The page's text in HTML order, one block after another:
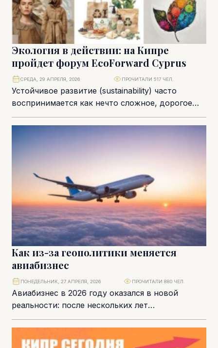
Экология в действии: на Кипре
пройдет форум EcoForward Cyprus
Устойчивое развитие (sustainability) часто
воспринимается как нечто сложное, дорогое
или актуальное лишь для небольшой группы
людей. Новое мероприятие, которое пройдёт...
СРЕДА, 29 АПРЕЛЯ, 2026 ПРОЧИТАЛИ 517 ЧЕЛ.
Как из-за геополитики меняется
авиабизнес
Авиабизнес в 2026 году оказался в новой
реальности: после нескольких лет
турбулентности отрасль пытается найти баланс,
но уже в условиях,...
ПОНЕДЕЛЬНИК, 27 АПРЕЛЯ, 2026 ПРОЧИТАЛИ 880 ЧЕЛ.